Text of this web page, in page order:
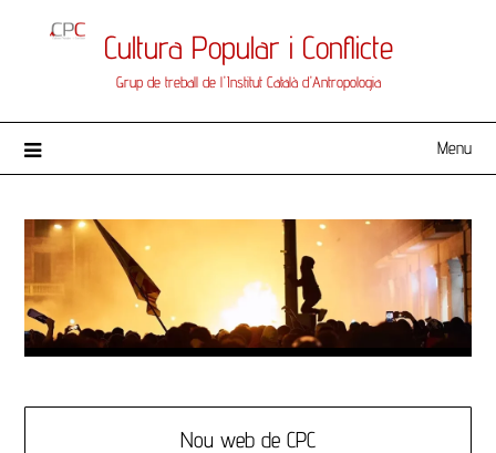
Cultura Popular i Conflicte
Grup de treball de l'Institut Català d'Antropologia
Menu
Nou web de CPC